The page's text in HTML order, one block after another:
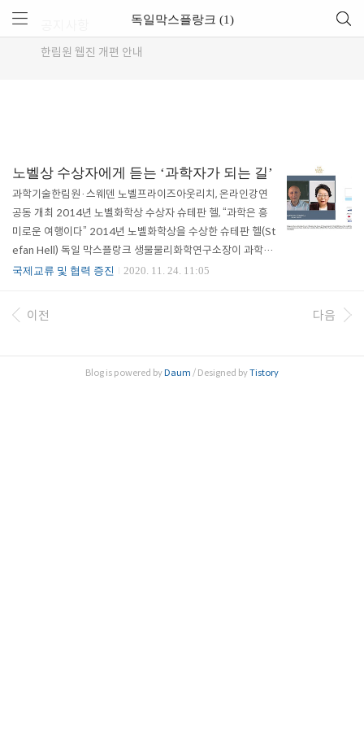
한림원 웹진 개편 안내
독일막스플랑크 (1)
노벨상 수상자에게 듣는 ‘과학자가 되는 길’
과학기술한림원·스웨덴 노벨프라이즈아웃리치, 온라인강연
공동 개최 2014년 노벨화학상 수상자 슈테판 헬, “과학은 흥
미로운 여행이다” 2014년 노벨화학상을 수상한 슈테판 헬(St
efan Hell) 독일 막스플랑크 생물물리화학연구소장이 과학자
를 꿈꾸는 청소년들과 젊은 연구자들을 위해 온라인 강연에 나
노벨상의 지식과 가치를 전 세계에 전파하는 역할을 수행하는
노벨프라이즈아웃리치(Nobel Prize Outreach)와 함께 지난
라이즈 다이얼로그 서울(Nobel Prize Dialogue Seoul 202
국제교류 및 협력 증진 2020. 11. 24. 11:05
이전 다음
Blog is powered byDaum / Designed byTistory